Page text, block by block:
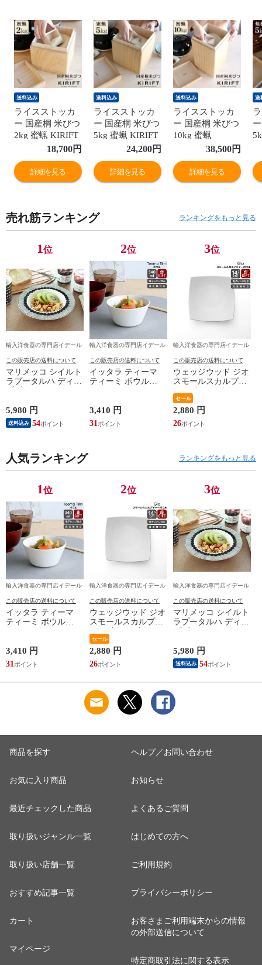
送料込み
ライスストッカ
ー 国産桐 米びつ
2kg 蜜蝋 KIRIFT
RICE STOCKER
お米 米櫃 蜜蝋仕
上げ ライス キッ
ント 贈り物 【キ
ッチン用品】
18,700円
詳細を見る
送料込み
ライスストッカ
ー 国産桐 米びつ
5kg 蜜蝋 KIRIFT
RICE STOCKER
お米 米櫃 蜜蝋仕
上げ ライス キッ
ント 贈り物 【キ
ッチン用品】
24,200円
詳細を見る
送料込み
ライスストッカ
ー 国産桐 米びつ
10kg 蜜蝋
KIRIFT RICE
木箱 うらた お米
米櫃 蜜蝋仕上げ
祝い プレゼント
贈り物 【キッチ
38,500円
詳細を見る
送
売れ筋ランキング ランキングをもっと見る
1位
輸入洋食器の専門店イデール
この販売店の送料について
マリメッコ シイルト
ラプータルハ ディー
ププレート20cm ホワ
marimekko
SIIRTOLAPUUTARHA
パスタプレート 結婚
リメッコ】【食器 カ
トラリー】【ギフ
5,980 円
送料込み 54
2位
輸入洋食器の専門店イデール
この販売店の送料について
イッタラ ティーマ
ティーミ ボウル
ジ対応 ギフト 結婚
祝い プレゼント 贈
り物 【iittala イッタ
3,410 円
31
3位
輸入洋食器の専門店イデール
この販売店の送料について
ウェッジウッド ジオ
スモールスカルプチ
ャーボウル ボウル
ギフト 結婚祝い プ
レゼント 贈り物
【食器 カトラリー】
【ギフト】
セール
2,880 円
26
人気ランキング ランキングをもっと見る
1位
輸入洋食器の専門店イデール
この販売店の送料について
イッタラ ティーマ
ティーミ ボウル
ジ対応 ギフト 結婚
祝い プレゼント 贈
り物 【iittala イッタ
3,410 円
31
2位
輸入洋食器の専門店イデール
この販売店の送料について
ウェッジウッド ジオ
スモールスカルプチ
ャーボウル ボウル
ギフト 結婚祝い プ
レゼント 贈り物
【食器 カトラリー】
【ギフト】
セール
2,880 円
26
3位
輸入洋食器の専門店イデール
この販売店の送料について
マリメッコ シイルト
ラプータルハ ディー
ププレート20cm ホワ
marimekko
SIIRTOLAPUUTARHA
パスタプレート 結婚
リメッコ】【食器 カ
トラリー】【ギフ
5,980 円
送料込み 54
商品を探す
お気に入り商品
最近チェックした商品
取り扱いジャンル一覧
取り扱い店舗一覧
おすすめ記事一覧
カート
マイページ
ヘルプ／お問い合わせ
お知らせ
よくあるご質問
はじめての方へ
ご利用規約
プライバシーポリシー
お客さまご利用端末からの情報
の外部送信について
特定商取引法に関する表示